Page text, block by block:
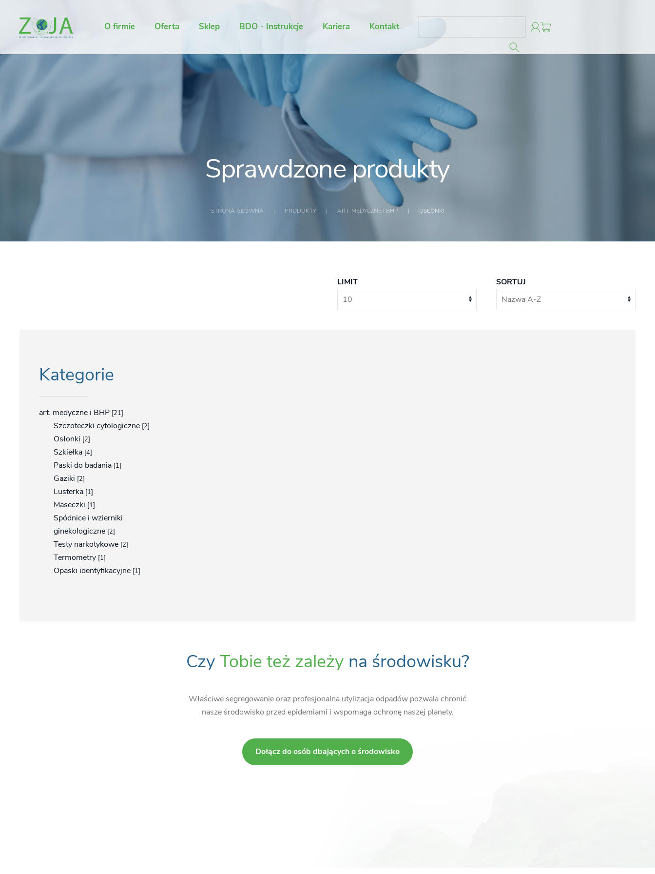
O firmie Oferta Sklep BDO - Instrukcje Kariera Kontakt
Szukaj
Sprawdzone produkty
STRONA GŁÓWNA PRODUKTY ART. MEDYCZNE I BHP OSŁONKI
LIMIT SORTUJ
Kategorie
art. medyczne i BHP [21]
Szczoteczki cytologiczne [2]
Osłonki [2]
Szkiełka [4]
Paski do badania [1]
Gaziki [2]
Lusterka [1]
Maseczki [1]
Spódnice i wzierniki
ginekologiczne [2]
Testy narkotykowe [2]
Termometry [1]
Opaski identyfikacyjne [1]
Czy Tobie też zależy na środowisku?
Właściwe segregowanie oraz profesjonalna utylizacja odpadów pozwala chronić
nasze środowisko przed epidemiami i wspomaga ochronę naszej planety.
Dołącz do osób dbających o środowisko